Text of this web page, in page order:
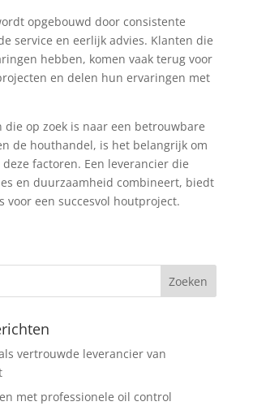
opgebouwd door consistente
service en eerlijk advies. Klanten die
hebben, komen vaak terug voor
en delen hun ervaringen met
die op zoek is naar een betrouwbare
de houthandel, is het belangrijk om
factoren. Een leverancier die
en duurzaamheid combineert, biedt
voor een succesvol houtproject.
vertrouwde leverancier van
met professionele oil control